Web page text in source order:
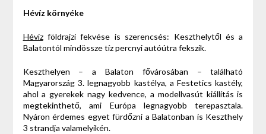
Hévíz környéke
Hévízföldrajzi fekvése is szerencsés: Keszthelytől és a
Balatontól mindössze tíz percnyi autóútra fekszik.
Keszthelyen – a Balaton fővárosában – található
Magyarország 3. legnagyobb kastélya, a Festetics kastély,
ahol a gyerekek nagy kedvence, a modellvasút kiállítás is
megtekinthető, ami Európa legnagyobb terepasztala.
Nyáron érdemes egyet fürdőzni a Balatonban is Keszthely
3 strandja valamelyikén.